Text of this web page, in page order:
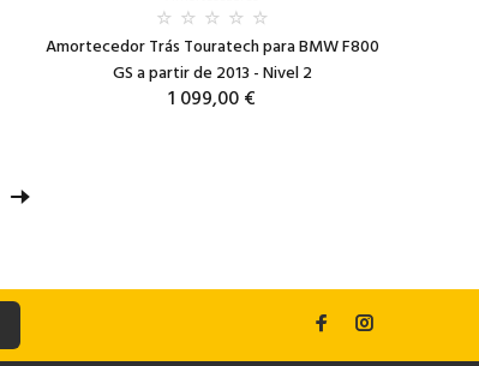
Amortecedor Trás Touratech para BMW F800
GS a partir de 2013 - Nivel 2
1 099,00 €